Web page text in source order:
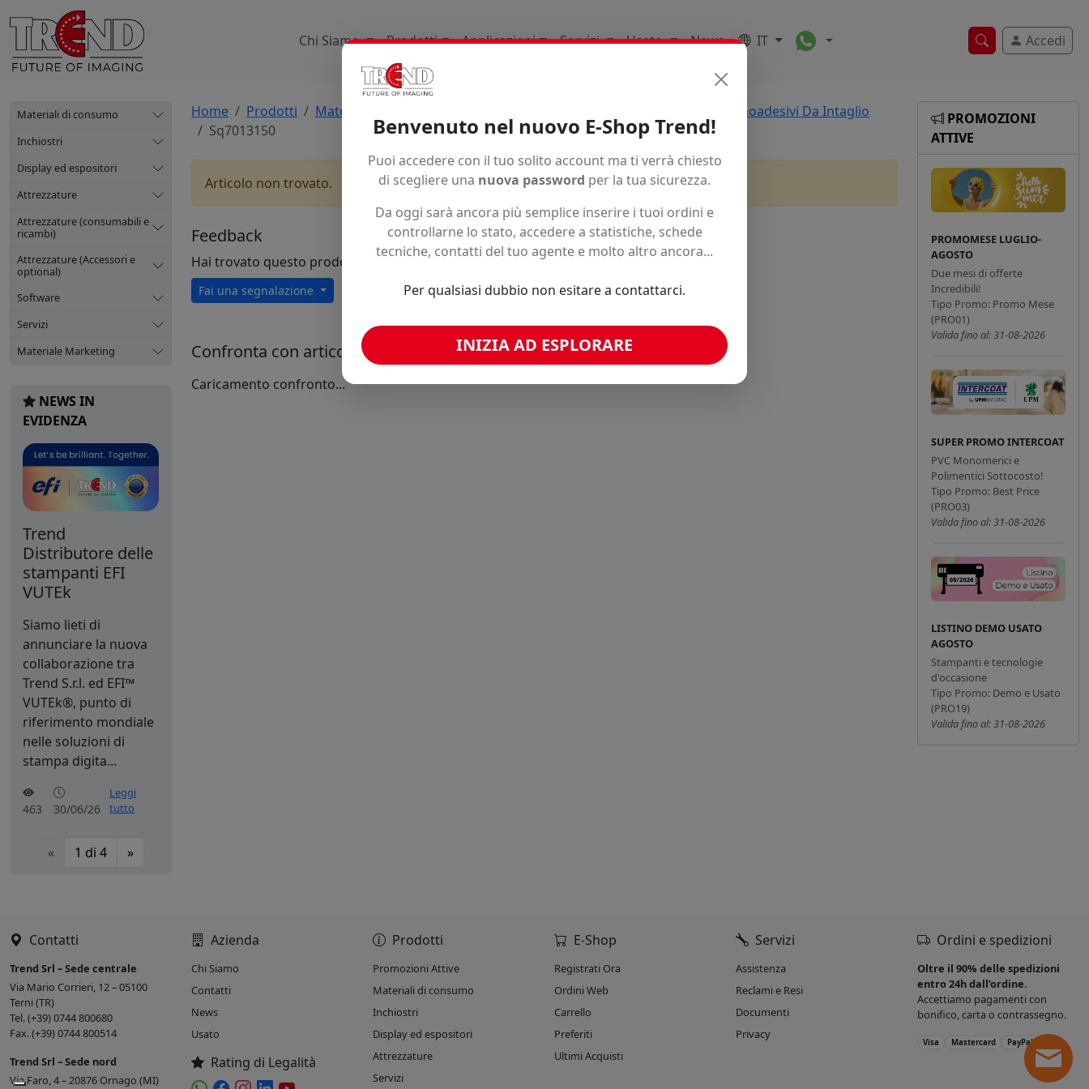
Ricerca veloce
Accedi
Chi Siamo Prodotti Applicazioni Servizi Usato News IT Toggle Dropdown
Materiali di consumo
Inchiostri
Display ed espositori
Attrezzature
Attrezzature (consumabili e
ricambi)
Attrezzature (Accessori e
optional)
Software
Servizi
Materiale Marketing
NEWS IN
EVIDENZA
Trend
Distributore delle
stampanti EFI
VUTEk
Siamo lieti di
annunciare la nuova
collaborazione tra
Trend S.r.l. ed EFI™
VUTEk®, punto di
riferimento mondiale
nelle soluzioni di
stampa digita...
463 30/06/26
Leggi
tutto
« 1 di 4 »
Home Prodotti Materiali Di Consumo
Termoadesivi Da Intaglio
Sq7013150
Articolo non trovato.
Feedback
Hai trovato questo prodotto ad un prezzo più basso?
Fai una segnalazione
Confronta con articoli simili
Caricamento confronto...
PROMOZIONI
ATTIVE
PROMOMESE LUGLIO-
AGOSTO
Due mesi di offerte
Incredibili!
Tipo Promo: Promo Mese
(PRO01)
Valida fino al: 31-08-2026
SUPER PROMO INTERCOAT
PVC Monomerici e
Polimentici Sottocosto!
Tipo Promo: Best Price
(PRO03)
Valida fino al: 31-08-2026
LISTINO DEMO USATO
AGOSTO
Stampanti e tecnologie
d'occasione
Tipo Promo: Demo e Usato
(PRO19)
Valida fino al: 31-08-2026
Contatti
Trend Srl – Sede centrale
Via Mario Corrieri, 12 – 05100
Terni (TR)
Tel. (+39) 0744 800680
Fax. (+39) 0744 800514
Trend Srl – Sede nord
Via Faro, 4 – 20876 Ornago (MI)
Azienda
Chi Siamo
Contatti
News
Usato
Rating di Legalità
Prodotti
Promozioni Attive
Materiali di consumo
Inchiostri
Display ed espositori
Attrezzature
Servizi
E-Shop
Registrati Ora
Ordini Web
Carrello
Preferiti
Ultimi Acquisti
Servizi
Assistenza
Reclami e Resi
Documenti
Privacy
Ordini e spedizioni
Oltre il 90% delle spedizioni
entro 24h dall’ordine.
Accettiamo pagamenti con
bonifico, carta o contrassegno.
Visa Mastercard PayPal
Benvenuto nel nuovo E-Shop Trend!
Puoi accedere con il tuo solito account ma ti verrà chiesto
di scegliere una nuova password per la tua sicurezza.
Da oggi sarà ancora più semplice inserire i tuoi ordini e
controllarne lo stato, accedere a statistiche, schede
tecniche, contatti del tuo agente e molto altro ancora...
Per qualsiasi dubbio non esitare a contattarci.
INIZIA AD ESPLORARE